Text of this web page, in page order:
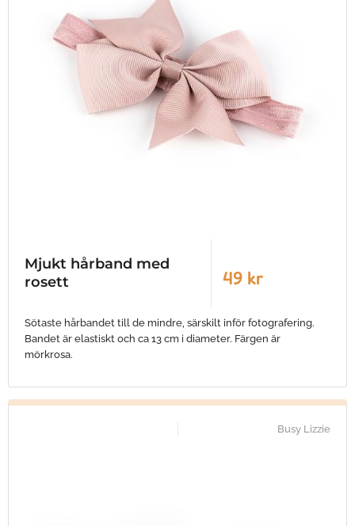
Mjukt hårband med
rosett
49 kr
Sötaste hårbandet till de mindre, särskilt inför fotografering.
Bandet är elastiskt och ca 13 cm i diameter. Färgen är
mörkrosa.
Busy Lizzie